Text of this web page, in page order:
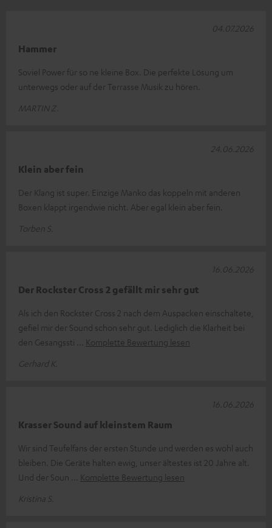
Hammer
Soviel Power für so ne kleine Box. Die perfekte Lösung um
unterwegs oder auf der Terrasse Musik zu hören.
MARTIN Z.
04.07.2026
Klein aber fein
Der Klang ist super. Einzige Manko das koppeln mit anderen
Boxen klappt irgendwie nicht. Aber egal klein aber fein.
Torben S.
24.06.2026
Der Rockster Cross 2 gefällt mir sehr gut
Als ich den Rockster Cross 2 nach dem Auspacken einschaltete,
gefiel mir der Sound schon sehr gut. Lediglich die Klarheit bei
den Gesangssti
Komplette Bewertung lesen
Gerhard K.
16.06.2026
Krasser Sound auf kleinstem Raum
Wir sind Teufelfans der ersten Stunde und werden es wohl auch
bleiben. Die Geräte halten ewig, unser ältestes ist 20 Jahre alt.
Und der Soun
Komplette Bewertung lesen
Kristina S.
16.06.2026